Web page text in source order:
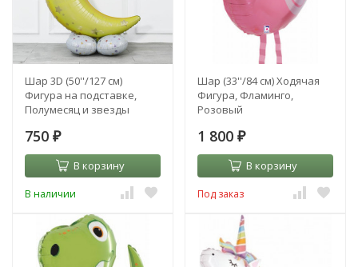
Шар 3D (50''/127 см)
Фигура на подставке,
Полумесяц и звезды
750 ₽
В корзину
В наличии
Шар (33''/84 см) Ходячая
Фигура, Фламинго,
Розовый
1 800 ₽
В корзину
Под заказ